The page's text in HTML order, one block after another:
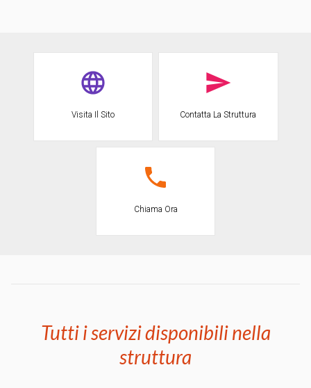
Visita Il Sito Contatta La Struttura
Chiama Ora
Tutti i servizi disponibili nella
struttura